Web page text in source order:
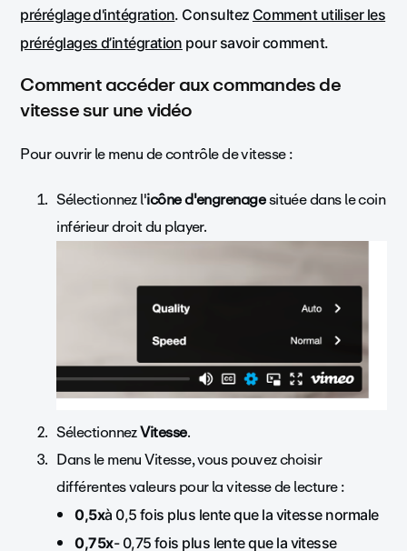
préréglage d'intégration. Consultez Comment utiliser les
préréglages d’intégration pour savoir comment.
Comment accéder aux commandes de
vitesse sur une vidéo
Pour ouvrir le menu de contrôle de vitesse :
Sélectionnez l'icône d'engrenagesituée dans le coin
inférieur droit du player.
SélectionnezVitesse.
Dans le menu Vitesse, vous pouvez choisir
différentes valeurs pour la vitesse de lecture :
0,5xà 0,5 fois plus lente que la vitesse normale
0,75x- 0,75 fois plus lente que la vitesse